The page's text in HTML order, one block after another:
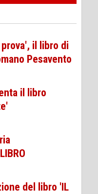
prova', il libro di
Pesavento
il libro
del libro 'IL